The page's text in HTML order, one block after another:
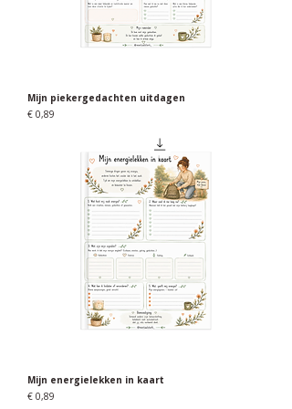
Mijn piekergedachten uitdagen
Prijs
€ 0,89
Mijn energielekken in kaart
Prijs
€ 0,89